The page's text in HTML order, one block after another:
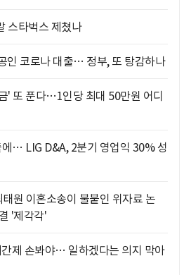
스타벅스 제쳤나
인 코로나 대출… 정부, 또 탕감하나
' 또 푼다…1인당 최대 50만원 어디
… LIG D&A, 2분기 영업익 30% 성
원 이혼소송이 불붙인 위자료 논
'제각각'
제 손봐야… 일하겠다는 의지 막아